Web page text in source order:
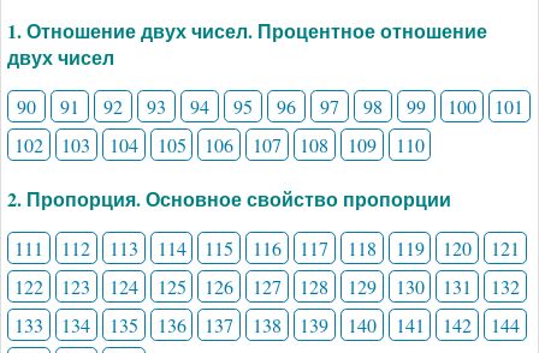
1. Отношение двух чисел. Процентное отношение
двух чисел
90 91 92 93 94 95 96 97 98 99 100
101
102
103 104 105 106 107 108 109 110
2. Пропорция. Основное свойство пропорции
111 112 113 114 115 116 117 118 119 120
121
122
123 124 125 126 127 128 129 130 131
132
133
134 135 136 137 138 139 140 141 142
144